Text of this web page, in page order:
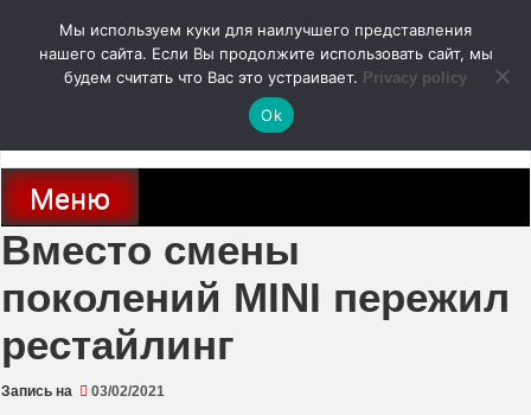
содержимому
autodoc24.ru
Новости про современные автомобили и не только, новинки зарубежного
и отечественного автопрома
Меню
Вместо смены
поколений MINI пережил
рестайлинг
Запись на 03/02/2021
Мы используем куки для наилучшего представления
нашего сайта. Если Вы продолжите использовать сайт, мы
будем считать что Вас это устраивает. Privacy policy
Ok